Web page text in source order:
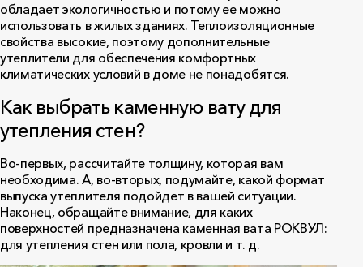
обладает экологичностью и потому ее можно
использовать в жилых зданиях. Теплоизоляционные
свойства высокие, поэтому дополнительные
утеплители для обеспечения комфортных
климатических условий в доме не понадобятся.
Как выбрать каменную вату для
утепления стен?
Во-первых, рассчитайте толщину, которая вам
необходима. А, во-вторых, подумайте, какой формат
выпуска утеплителя подойдет в вашей ситуации.
Наконец, обращайте внимание, для каких
поверхностей предназначена каменная вата РОКВУЛ:
для утепления стен или пола, кровли и т. д.